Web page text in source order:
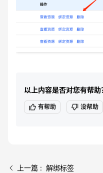
以上内容是否对您有帮助
有帮助 没帮助
上一篇 : 解绑标签